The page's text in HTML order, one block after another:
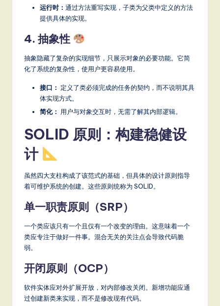
运行时： 通过方法重写实现，子类为父类中定义的方法
提供具体的实现。
4. 抽象性
抽象隐藏了复杂的实现细节，只展示对象的必要功能。它简
化了系统的复杂性，使用户更容易使用。
接口： 定义了类必须完成的任务的契约，而不说明其具
体实现方式。
简化： 用户与对象交互时，无需了解其内部逻辑。
SOLID 原则：构建稳健设
计
虽然四大支柱构成了该范式的基础，但具体的设计原则指导
着可维护系统的创建。这些原则统称为 SOLID。
单一职责原则（SRP）
一个类应该只有一个且仅有一个改变的理由。这意味着一个
类应专注于做好一件事。混合无关的关注点会导致代码脆
弱。
开闭原则（OCP）
软件实体应对外扩展开放，对内部修改关闭。新增功能应通
过创建新类来实现，而不是修改现有代码。